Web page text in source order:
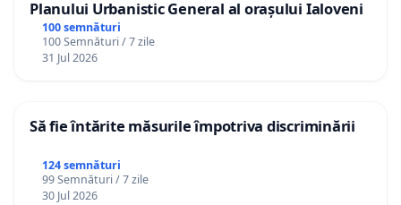
Planului Urbanistic General al orașului Ialoveni
100 semnături
100 Semnături / 7 zile
31 Jul 2026
Să fie întărite măsurile împotriva discriminării
124 semnături
99 Semnături / 7 zile
30 Jul 2026